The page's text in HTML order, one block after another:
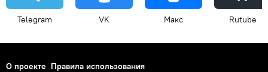
Telegram VK Макс Rutube
О проекте Правила использования